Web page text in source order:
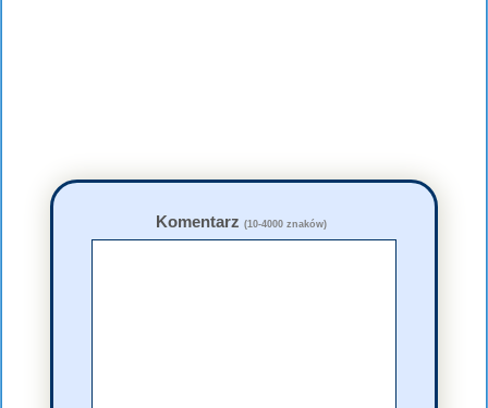
Komentarz (10-4000 znaków)